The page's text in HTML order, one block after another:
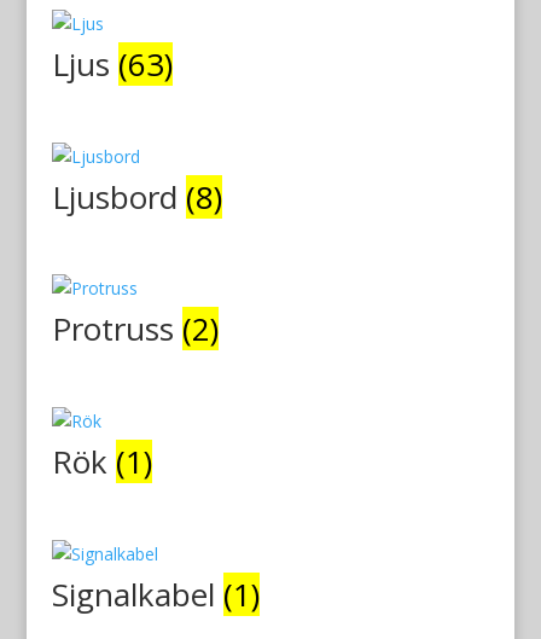
Ljus (63)
Ljusbord (8)
Protruss (2)
Rök (1)
Signalkabel (1)